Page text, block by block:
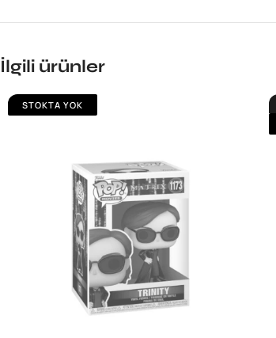
İlgili ürünler
STOKTA YOK